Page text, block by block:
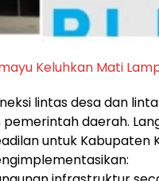
Keluhkan Mati
lintas desa dan
daerah.
untuk Kabupaten